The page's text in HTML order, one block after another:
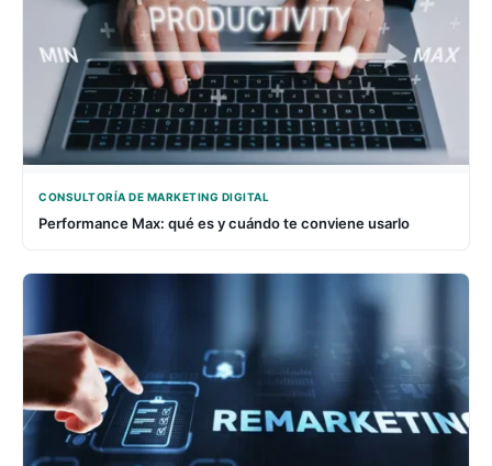
CONSULTORÍA DE MARKETING DIGITAL
Performance Max: qué es y cuándo te conviene usarlo